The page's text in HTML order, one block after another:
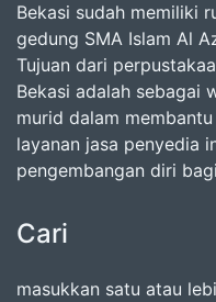
Bekasi sudah memiliki
gedung SMA Islam Al
Tujuan dari
Bekasi adalah sebagai
murid dalam
layanan jasa penyedia
pengembangan diri
Cari
masukkan satu atau